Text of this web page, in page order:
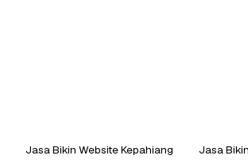
Jasa Bikin Website Kepahiang
Jasa